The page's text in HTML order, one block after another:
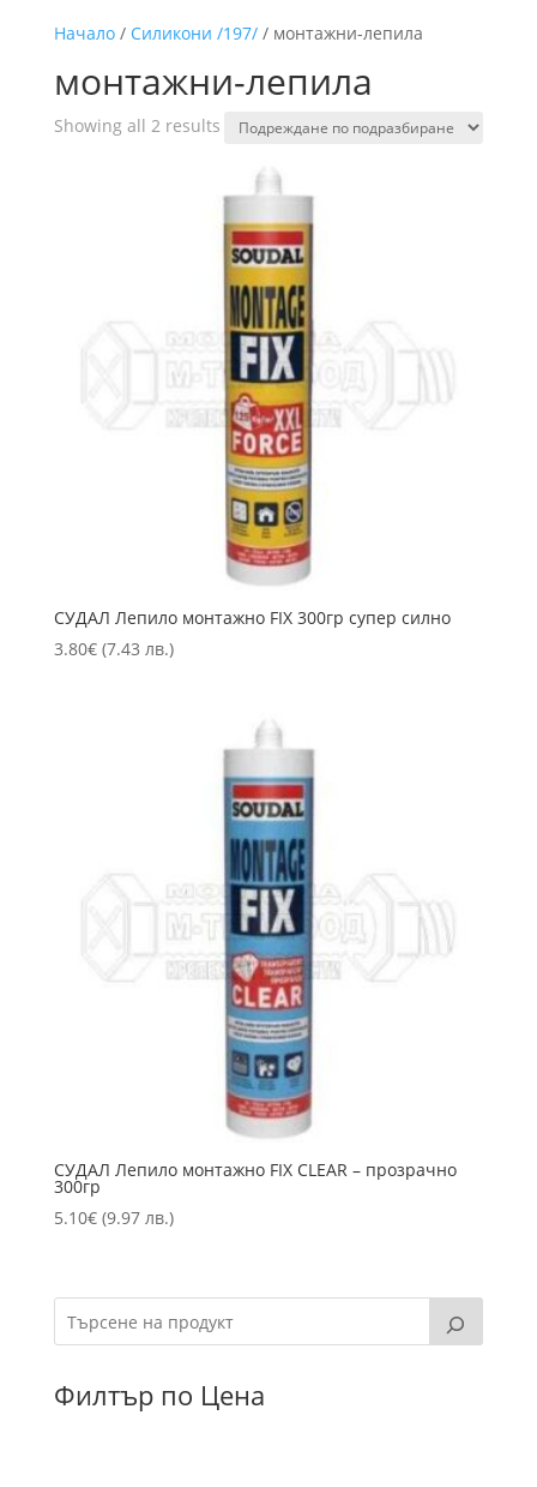
Начало/ Силикони /197// монтажни-лепила
монтажни-лепила
Showing all 2 results
СУДАЛ Лепило монтажно FIX 300гр супер силно
3.80€ (7.43 лв.)
СУДАЛ Лепило монтажно FIX CLEAR – прозрачно
300гр
5.10€ (9.97 лв.)
Филтър по Цена